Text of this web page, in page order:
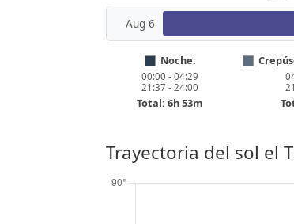
Aug 6
Noche:
00:00 - 04:29
21:37 - 24:00
Total: 6h 53m
Trayectoria del sol el